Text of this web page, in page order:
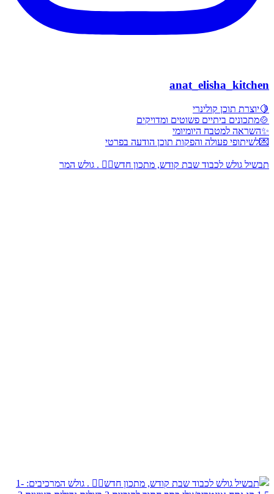
anat_elisha_kitchen
🍋יוצרת תוכן קולינרי
🍲מתכונים ביתיים פשוטים ומדויקים
✨השראה למטבח היומיומי
💌לשיתופי פעולה והפקות תוכן הודעה בפרטי
תבשיל גולש לכבוד שבת קודש, מתכון חדש👇🏻 . גולש המר